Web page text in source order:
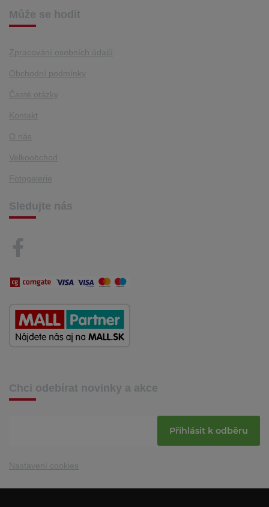
Může se hodit
Zpracování osobních údajů
Obchodní podmínky
Časté otázky
Kontakt
O nás
Velkoobchod
Fotogalerie
Sledujte nás
Chci odebírat novinky a akce
Přihlásit k odběru
Nastavení cookies